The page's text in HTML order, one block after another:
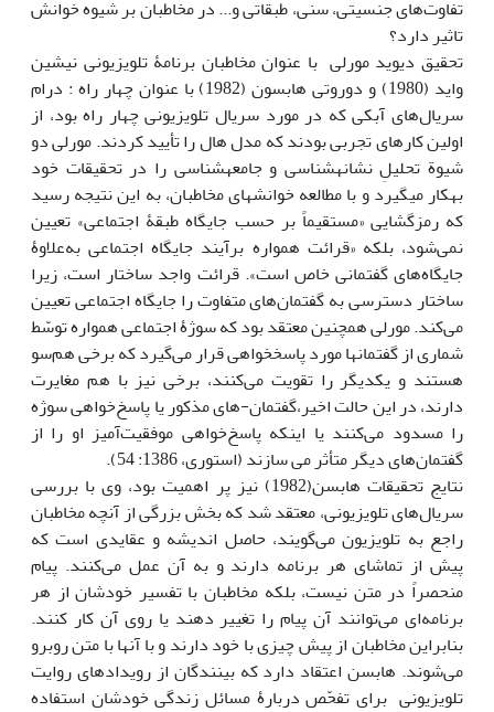
تفاوت‌های جنسیتی، سنی، طبقاتی و... در مخاطبان بر شیوه خوانش
تاثیر دارد؟
تحقیق دیوید مورلی با عنوان مخاطبان برنامۀ تلویزیونی نیشین
واید (1980) و دوروتی هابسون (1982) با عنوان چهار راه : درام
سریال‌های آبکی که در مورد سریال تلویزیونی چهار راه بود، از
اولین کارهای تجربی بودند که مدل هال را تأیید کردند. مورلی دو
شیوة تحلیلِ نشانه‎شناسی و جامعهشناسی را در تحقیقات خود
به‏کار می‎گیرد و با مطالعه خوانش‏های مخاطبان، به این نتیجه رسید
که رمزگشایی «مستقیماً بر حسب جایگاه طبقۀ اجتماعی» تعیین
نمی‌شود، بلکه «قرائت همواره برآیند جایگاه اجتماعی به‌علاوۀ
جایگاه‌های گفتمانی خاص است». قرائت واجد ساختار است، زیرا
ساختار دسترسی به گفتمان‌های متفاوت را جایگاه اجتماعی تعیین
می‌کند. مورلی همچنین معتقد بود که سوژۀ اجتماعی همواره توسّط
شماری از گفتمان‎ها مورد پاسخ‎خواهی قرار می‌گیرد که برخی هم‌سو
هستند و یکدیگر را تقویت می‌کنند، برخی نیز با هم مغایرت
دارند، در این حالت اخیر،گفتمان-های مذکور یا پاسخ‌خواهی سوژه
را مسدود می‌کنند یا این‎که پاسخ‌خواهی موفقیت‌آمیز او را از
گفتمان‌های دیگر متأثر می سازند (استوری، 1386: 54).
نتایج تحقیقات هابسن(1982) نیز پر اهمیت بود، وی با بررسی
سریال‌‌های تلویزیونی، معتقد شد که بخش بزرگی از آن‎چه مخاطبان
راجع به تلویزیون می‌گویند، حاصل اندیشه و عقایدی است که
پیش از تماشای هر برنامه دارند و به آن عمل می‌کنند. پیام
منحصراً در متن نیست، بلکه مخاطبان با تفسیر خودشان از هر
برنامه‌ای می‌توانند آن پیام را تغییر دهند یا روی آن کار کنند.
بنابراین مخاطبان از پیش چیزی با خود دارند و با آن‏ها‎ با متن روبرو
می‌شوند. هابسن اعتقاد دارد که بینندگان از رویدادهای روایت
تلویزیونی برای تفحّص دربارۀ مسائل زندگی خودشان استفاده